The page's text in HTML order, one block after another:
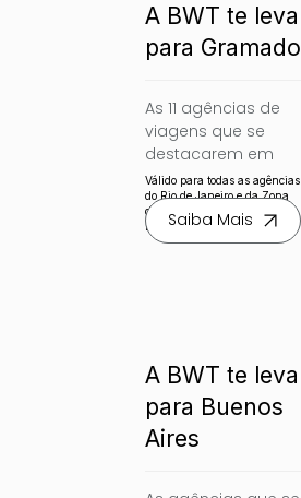
A BWT te leva
para Gramado
As 11 agências de
viagens que se
destacarem em
vendas de pacotes
nacionais, serão
convidadas para
um famtour
Válido para todas as agências
do Rio de Janeiro e da Zona
da mata mineira cadastradas
na BWT Operadora
Saiba Mais
A BWT te leva
para Buenos
Aires